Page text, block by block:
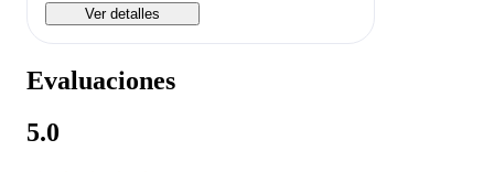
Ver detalles
Evaluaciones
5.0